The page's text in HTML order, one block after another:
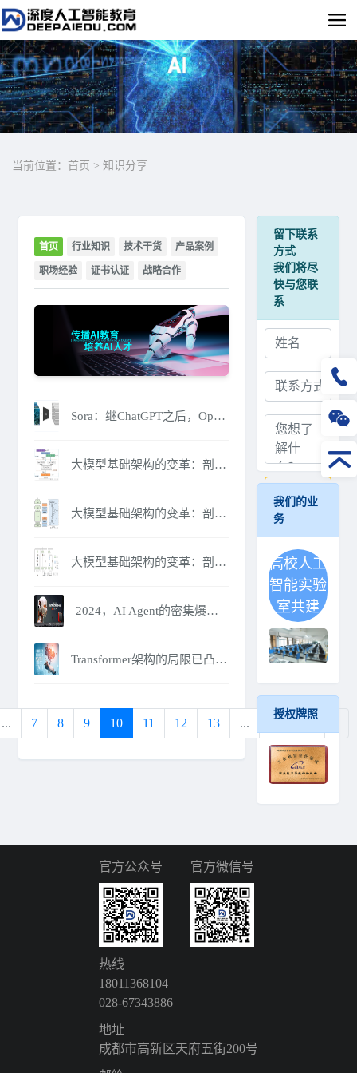
当前位置： 首页 > 知识分享
首页 行业知识 技术干货 产品案例
职场经验 证书认证 战略合作
Sora：继ChatGPT之后，OpenAI的又一力作
大模型基础架构的变革：剖析Transformer的挑战者（下）
大模型基础架构的变革：剖析Transformer的挑战者（中）
大模型基础架构的变革：剖析Transformer的挑战者（上）
2024，AI Agent的密集爆发之年
Transformer架构的局限已凸显，被取代还有多久？
... 7 8 9 10 11 12 13 ... 18 19
留下联系
方式
我们将尽
快与您联
系
我们的业
务
高校人工
智能实验
室共建
授权牌照
官方公众号 官方微信号
热线
18011368104
028-67343886
地址
成都市高新区天府五街200号